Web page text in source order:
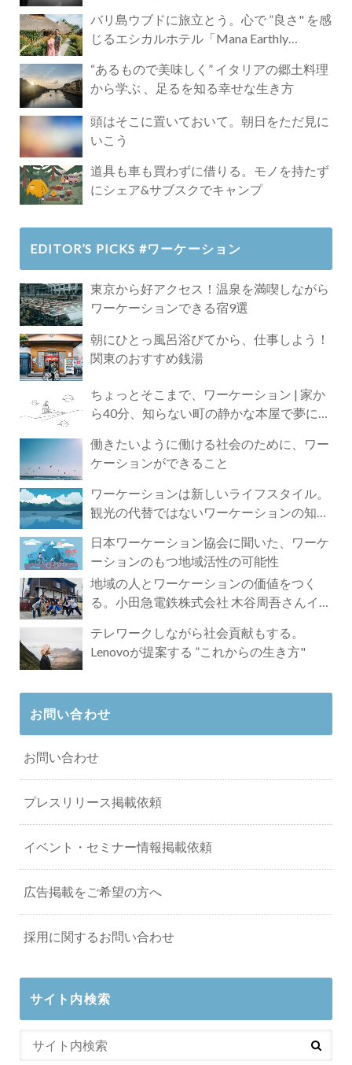
バリ島ウブドに旅立とう。心で ”良さ" を感
じるエシカルホテル「Mana Earthly
“あるもので美味しく” イタリアの郷土料理
から学ぶ 、足るを知る幸せな生き方
頭はそこに置いておいて。朝日をただ見に
いこう
道具も車も買わずに借りる。モノを持たず
にシェア&サブスクでキャンプ
EDITOR’S PICKS #ワーケーション
東京から好アクセス！温泉を満喫しながら
ワーケーションできる宿9選
朝にひとっ風呂浴びてから、仕事しよう！
関東のおすすめ銭湯
ちょっとそこまで、ワーケーション | 家か
ら40分、知らない町の静かな本屋で夢に近
働きたいように働ける社会のために、ワー
ケーションができること
ワーケーションは新しいライフスタイル。
観光の代替ではないワーケーションの知ら
日本ワーケーション協会に聞いた、ワーケ
ーションのもつ地域活性の可能性
地域の人とワーケーションの価値をつく
る。小田急電鉄株式会社 木谷周吾さんイン
テレワークしながら社会貢献もする。
Lenovoが提案する ”これからの生き方"
お問い合わせ
お問い合わせ
プレスリリース掲載依頼
イベント・セミナー情報掲載依頼
広告掲載をご希望の方へ
採用に関するお問い合わせ
サイト内検索